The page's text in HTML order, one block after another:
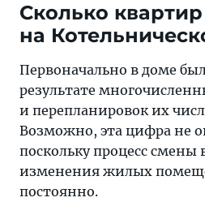
Сколько
на
Первоначально в доме
результате
и перепланировок их
Возможно, эта цифра не
поскольку процесс смены
изменения жилых
постоянно.